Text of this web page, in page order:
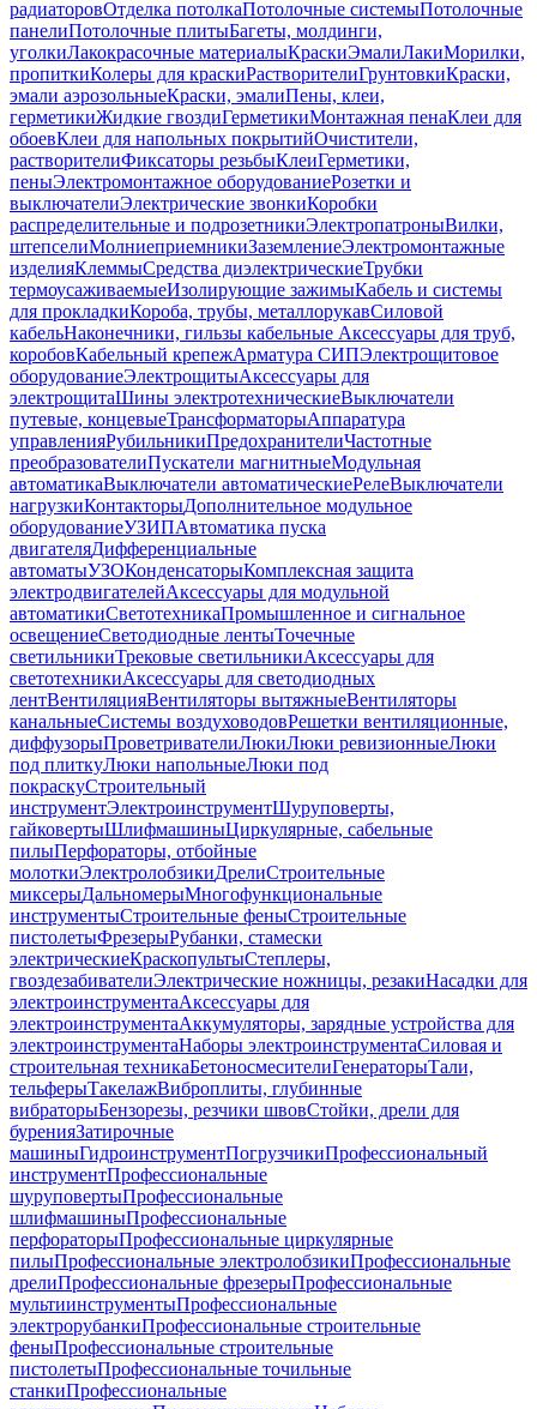
радиаторовОтделка потолкаПотолочные системыПотолочные
панелиПотолочные плитыБагеты, молдинги,
уголкиЛакокрасочные материалыКраскиЭмалиЛакиМорилки,
пропиткиКолеры для краскиРастворителиГрунтовкиКраски,
эмали аэрозольныеКраски, эмалиПены, клеи,
герметикиЖидкие гвоздиГерметикиМонтажная пенаКлеи для
обоевКлеи для напольных покрытийОчистители,
растворителиФиксаторы резьбыКлеиГерметики,
пеныЭлектромонтажное оборудованиеРозетки и
выключателиЭлектрические звонкиКоробки
распределительные и подрозетникиЭлектропатроныВилки,
штепселиМолниеприемникиЗаземлениеЭлектромонтажные
изделияКлеммыСредства диэлектрическиеТрубки
термоусаживаемыеИзолирующие зажимыКабель и системы
для прокладкиКороба, трубы, металлорукавСиловой
кабельНаконечники, гильзы кабельные Аксессуары для труб,
коробовКабельный крепежАрматура СИПЭлектрощитовое
оборудованиеЭлектрощитыАксессуары для
электрощитаШины электротехническиеВыключатели
путевые, концевыеТрансформаторыАппаратура
управленияРубильникиПредохранителиЧастотные
преобразователиПускатели магнитныеМодульная
автоматикаВыключатели автоматическиеРелеВыключатели
нагрузкиКонтакторыДополнительное модульное
оборудованиеУЗИПАвтоматика пуска
двигателяДифференциальные
автоматыУЗОКонденсаторыКомплексная защита
электродвигателейАксессуары для модульной
автоматикиСветотехникаПромышленное и сигнальное
освещениеСветодиодные лентыТочечные
светильникиТрековые светильникиАксессуары для
светотехникиАксессуары для светодиодных
лентВентиляцияВентиляторы вытяжныеВентиляторы
канальныеСистемы воздуховодовРешетки вентиляционные,
диффузорыПроветривателиЛюкиЛюки ревизионныеЛюки
под плиткуЛюки напольныеЛюки под
покраскуСтроительный
инструментЭлектроинструментШуруповерты,
гайковертыШлифмашиныЦиркулярные, сабельные
пилыПерфораторы, отбойные
молоткиЭлектролобзикиДрелиСтроительные
миксерыДальномерыМногофункциональные
инструментыСтроительные феныСтроительные
пистолетыФрезерыРубанки, стамески
электрическиеКраскопультыСтеплеры,
гвоздезабивателиЭлектрические ножницы, резакиНасадки для
электроинструментаАксессуары для
электроинструментаАккумуляторы, зарядные устройства для
электроинструментаНаборы электроинструментаСиловая и
строительная техникаБетоносмесителиГенераторыТали,
тельферыТакелажВиброплиты, глубинные
вибраторыБензорезы, резчики швовСтойки, дрели для
буренияЗатирочные
машиныГидроинструментПогрузчикиПрофессиональный
инструментПрофессиональные
шуруповертыПрофессиональные
шлифмашиныПрофессиональные
перфораторыПрофессиональные циркулярные
пилыПрофессиональные электролобзикиПрофессиональные
дрелиПрофессиональные фрезерыПрофессиональные
мультиинструментыПрофессиональные
электрорубанкиПрофессиональные строительные
феныПрофессиональные строительные
пистолетыПрофессиональные точильные
станкиПрофессиональные